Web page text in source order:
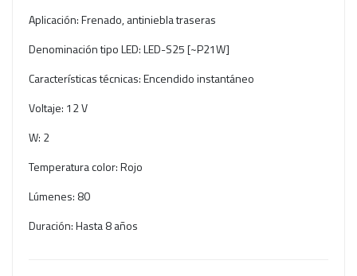
Aplicación: Frenado, antiniebla traseras
Denominación tipo LED: LED-S25 [~P21W]
Características técnicas: Encendido instantáneo
Voltaje: 12 V
W: 2
Temperatura color: Rojo
Lúmenes: 80
Duración: Hasta 8 años